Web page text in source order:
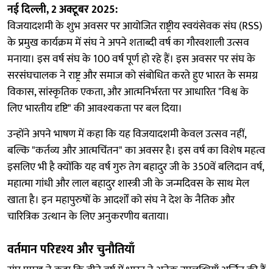
नई दिल्ली, 2 अक्टूबर 2025:
विजयादशमी के शुभ अवसर पर आयोजित राष्ट्रीय स्वयंसेवक संघ (RSS)
के प्रमुख कार्यक्रम में संघ ने अपने शताब्दी वर्ष का गौरवशाली उत्सव
मनाया। इस वर्ष संघ के 100 वर्ष पूर्ण हो रहे हैं। इस अवसर पर संघ के
सरसंघचालक ने राष्ट्र और समाज को संबोधित करते हुए भारत के समग्र
विकास, सांस्कृतिक एकता, और आत्मनिर्भरता पर आधारित "विश्व के
लिए भारतीय दृष्टि" की आवश्यकता पर बल दिया।
उन्होंने अपने भाषण में कहा कि यह विजयादशमी केवल उत्सव नहीं,
बल्कि "कर्तव्य और आत्मचिंतन" का अवसर है। इस वर्ष का विशेष महत्व
इसलिए भी है क्योंकि यह वर्ष गुरु तेग बहादुर जी के 350वें बलिदान वर्ष,
महात्मा गांधी और लाल बहादुर शास्त्री जी के जन्मदिवस के साथ मेल
खाता है। इन महापुरुषों के आदर्शों को संघ ने देश के नैतिक और
चारित्रिक उत्थान के लिए अनुकरणीय बताया।
वर्तमान परिदृश्य और चुनौतियाँ